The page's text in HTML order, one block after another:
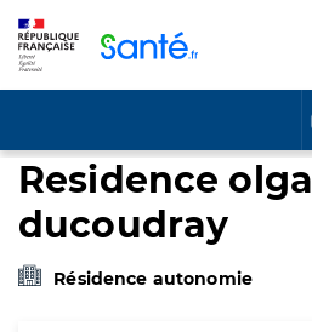
Residence olga
ducoudray
Résidence autonomie